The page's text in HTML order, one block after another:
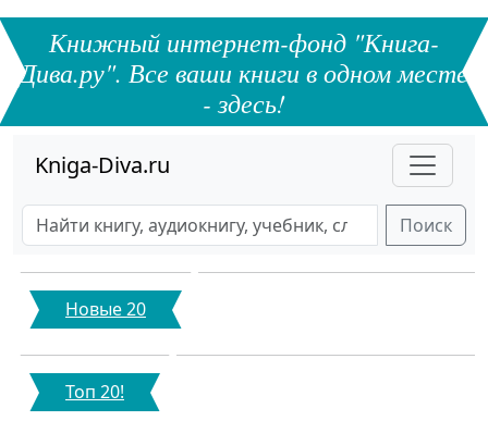
Книжный интернет-фонд "Книга-
Дива.ру". Все ваши книги в одном месте
- здесь!
Kniga-Diva.ru
Поиск
Новые 20
Топ 20!